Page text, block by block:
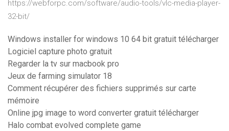
https://webforpc.com/software/audio-tools/vlc-media-player-
32-bit/
Windows installer for windows 10 64 bit gratuit télécharger
Logiciel capture photo gratuit
Regarder la tv sur macbook pro
Jeux de farming simulator 18
Comment récupérer des fichiers supprimés sur carte
mémoire
Online jpg image to word converter gratuit télécharger
Halo combat evolved complete game